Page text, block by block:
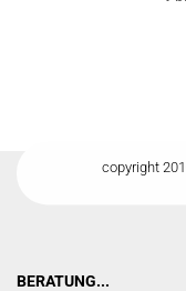
copyright
BERATUNG...